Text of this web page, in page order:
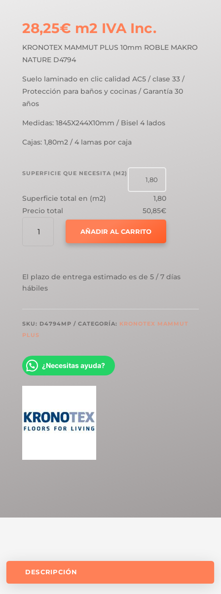
28,25€ m2 IVA Inc.
KRONOTEX MAMMUT PLUS 10mm ROBLE MAKRO
NATURE D4794
Suelo laminado en clic calidad AC5 / clase 33 /
Protección para baños y cocinas / Garantía 30
años
Medidas: 1845X244X10mm / Bisel 4 lados
Cajas: 1,80m2 / 4 lamas por caja
SUPERFICIE QUE NECESITA (M2)
Superficie total en (m2)
1,80
Precio total
50,85€
MAMMUT
MAKRO
NATURE
AÑADIR AL CARRITO
El plazo de entrega estimado es de 5 / 7 días
hábiles
SKU: D4794MP CATEGORÍA: KRONOTEX MAMMUT
PLUS
¿Necesitas ayuda?
DESCRIPCIÓN